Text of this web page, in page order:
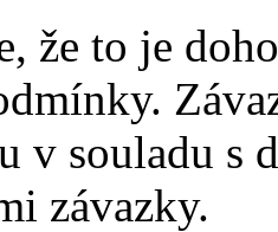
že to je
v souladu s
závazky.